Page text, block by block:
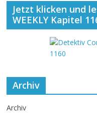
Jetzt klicken und
WEEKLY Kapitel
Archiv
Archiv